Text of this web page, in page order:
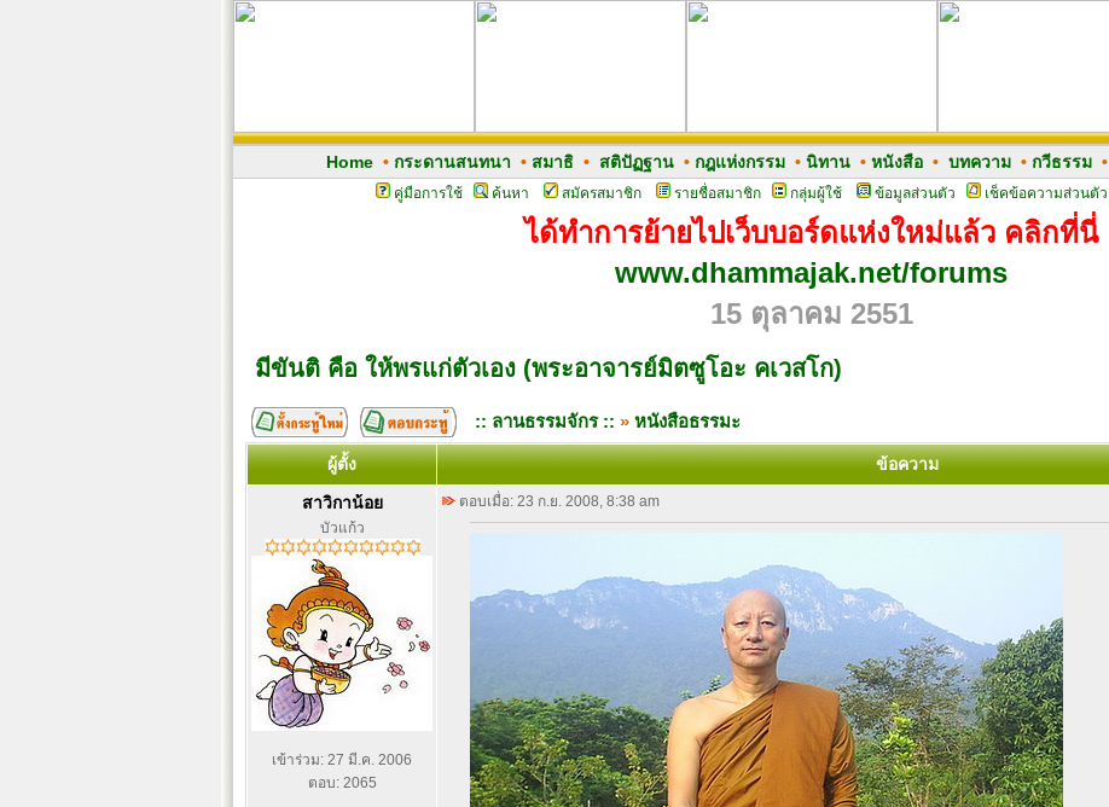
Home• กระดานสนทนา • สมาธิ• สติปัฏฐาน• กฎแห่งกรรม• นิทาน• หนังสือ• บทความ• กวีธรรม•
คู่มือการใช้ ค้นหา สมัครสมาชิก รายชื่อสมาชิก กลุ่มผู้ใช้ ข้อมูลส่วนตัว เช็คข้อความส่วนตัว
ได้ทำการย้ายไปเว็บบอร์ดแห่งใหม่แล้ว คลิกที่นี่
www.dhammajak.net/forums
15 ตุลาคม 2551
มีขันติ คือ ให้พรแก่ตัวเอง (พระอาจารย์มิตซูโอะ คเวสโก)
:: ลานธรรมจักร :: » หนังสือธรรมะ
ผู้ตั้ง
ข้อความ
สาวิกาน้อย
บัวแก้ว
เข้าร่วม: 27 มี.ค. 2006
ตอบ: 2065
ตอบเมื่อ: 23 ก.ย. 2008, 8:38 am